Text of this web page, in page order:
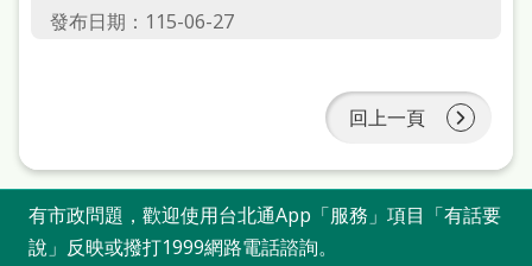
政
發布日期：115-06-27
回上一頁
有市政問題，歡迎使用台北通App「服務」項目「有話要
說」反映或撥打1999網路電話諮詢。